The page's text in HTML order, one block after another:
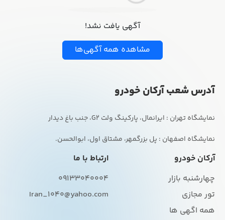
آگهی یافت نشد!
مشاهده همه آگهی‌ها
آدرس شعب آرکان خودرو
نمایشگاه اصفهان : پل بزرگمهر، مشتاق اول، ابوالحسن.
آرکان خودرو
چهارشنبه بازار
تور مجازی
همه اگهی ها
ارتباط با ما
09133040004
Iran_1040@yahoo.com